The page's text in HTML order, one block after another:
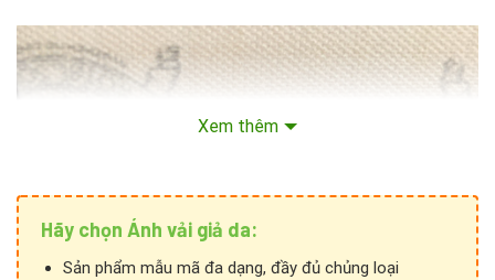
Xem thêm
Hãy chọn Ánh vải giả da:
Sản phẩm mẫu mã đa dạng, đầy đủ chủng loại